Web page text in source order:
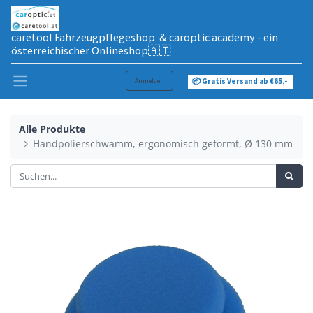
caretool Fahrzeugpflegeshop & caroptic academy - ein
österreichischer Onlineshop🇦🇹
Anmelden 📦 Gratis Versand ab €65,-
Alle Produkte
Handpolierschwamm, ergonomisch geformt, Ø 130 mm